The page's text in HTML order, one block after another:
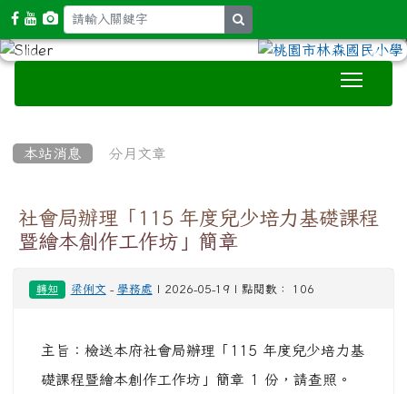
本站消息 分月文章
社會局辦理「115 年度兒少培力基礎課程
暨繪本創作工作坊」簡章
轉知 梁俐文 - 學務處 | 2026-05-19 | 點閱數： 106
主旨：檢送本府社會局辦理「115 年度兒少培力基
礎課程暨繪本創作工作坊」簡章 1 份，請查照。